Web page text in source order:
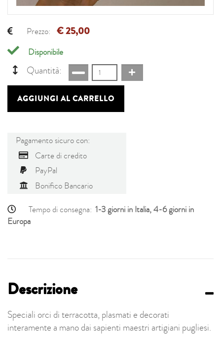
Prezzo: € 25,00
Disponibile
Quantità:
AGGIUNGI AL CARRELLO
Pagamento sicuro con:
Carte di credito
PayPal
Bonifico Bancario
Tempo di consegna: 1-3 giorni in Italia, 4-6 giorni in
Europa
Descrizione
Speciali orci di terracotta, plasmati e decorati
interamente a mano dai sapienti maestri artigiani pugliesi.